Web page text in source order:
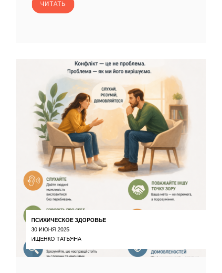
ЧИТАТЬ
ПСИХИЧЕСКОЕ ЗДОРОВЬЕ
30 ИЮНЯ 2025
ИЩЕНКО ТАТЬЯНА